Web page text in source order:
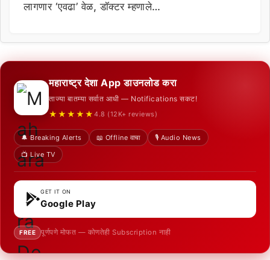
लागणार ‘एवढा’ वेळ, डॉक्टर म्हणाले…
महाराष्ट्र देशा App डाउनलोड करा
ताज्या बातम्या सर्वात आधी — Notifications सकट!
★★★★★ 4.8 (12K+ reviews)
🔔 Breaking Alerts 📖 Offline वाचा
🎙️ Audio News
📺 Live TV
GET IT ON
Google Play
FREE पूर्णपणे मोफत — कोणतेही Subscription नाही